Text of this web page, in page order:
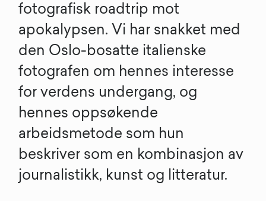
fotografisk roadtrip mot
apokalypsen. Vi har snakket med
den Oslo-bosatte italienske
fotografen om hennes interesse
for verdens undergang, og
hennes oppsøkende
arbeidsmetode som hun
beskriver som en kombinasjon av
journalistikk, kunst og litteratur.